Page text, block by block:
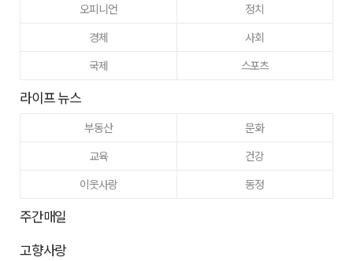
오피니언
정치
경제
사회
국제
스포츠
라이프 뉴스
부동산
문화
교육
건강
이웃사랑
동정
주간매일
고향사랑